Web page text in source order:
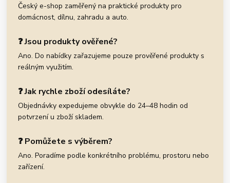
Český e-shop zaměřený na praktické produkty pro
domácnost, dílnu, zahradu a auto.
❓ Jsou produkty ověřené?
Ano. Do nabídky zařazujeme pouze prověřené produkty s
reálným využitím.
❓ Jak rychle zboží odesíláte?
Objednávky expedujeme obvykle do 24–48 hodin od
potvrzení u zboží skladem.
❓ Pomůžete s výběrem?
Ano. Poradíme podle konkrétního problému, prostoru nebo
zařízení.